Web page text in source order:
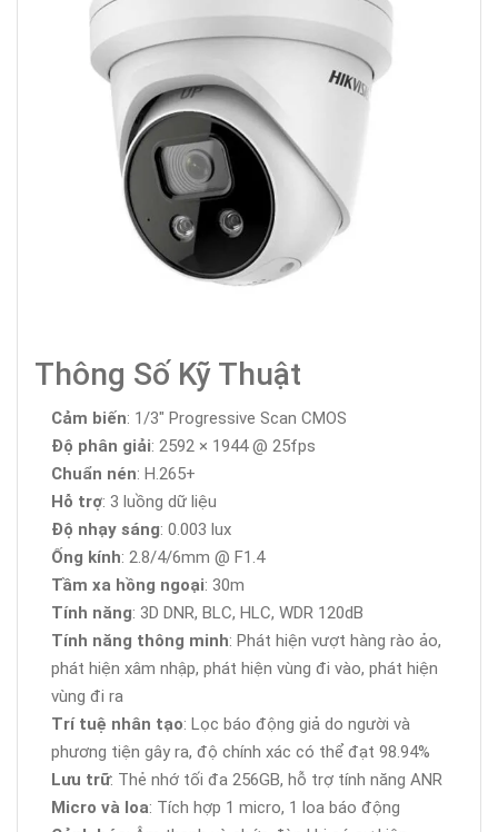
Thông Số Kỹ Thuật
Cảm biến: 1/3" Progressive Scan CMOS
Độ phân giải: 2592 × 1944 @ 25fps
Chuẩn nén: H.265+
Hỗ trợ: 3 luồng dữ liệu
Độ nhạy sáng: 0.003 lux
Ống kính: 2.8/4/6mm @ F1.4
Tầm xa hồng ngoại: 30m
Tính năng: 3D DNR, BLC, HLC, WDR 120dB
Tính năng thông minh: Phát hiện vượt hàng rào ảo,
phát hiện xâm nhập, phát hiện vùng đi vào, phát hiện
vùng đi ra
Trí tuệ nhân tạo: Lọc báo động giả do người và
phương tiện gây ra, độ chính xác có thể đạt 98.94%
Lưu trữ: Thẻ nhớ tối đa 256GB, hỗ trợ tính năng ANR
Micro và loa: Tích hợp 1 micro, 1 loa báo động